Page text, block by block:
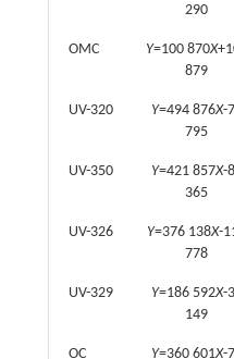
290
OMC Y=100 870X
879
UV-320 Y=494 876X-
795
UV-350 Y=421 857X-
365
UV-326 Y=376 138X-
778
UV-329 Y=186 592X-
149
OC Y=360 601X-